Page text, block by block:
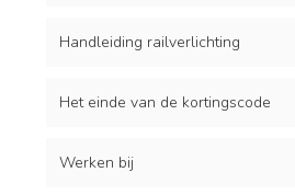
Handleiding railverlichting
Het einde van de kortingscode
Werken bij